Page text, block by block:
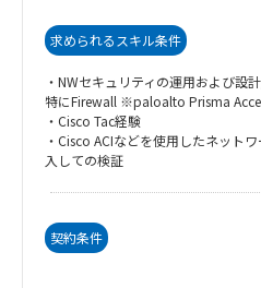
求められるスキル条件
・NWセキュリティの運用および設
特にFirewall ※paloalto Prisma
・Cisco Tac経験
・Cisco ACIなどを使用したネット
入しての検証
契約条件